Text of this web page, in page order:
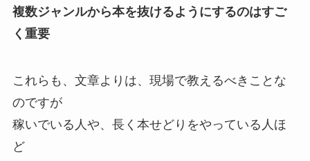
複数ジャンルから本を抜けるようにするのはすご
く重要
これらも、文章よりは、現場で教えるべきことな
のですが
稼いでいる人や、長く本せどりをやっている人ほ
ど